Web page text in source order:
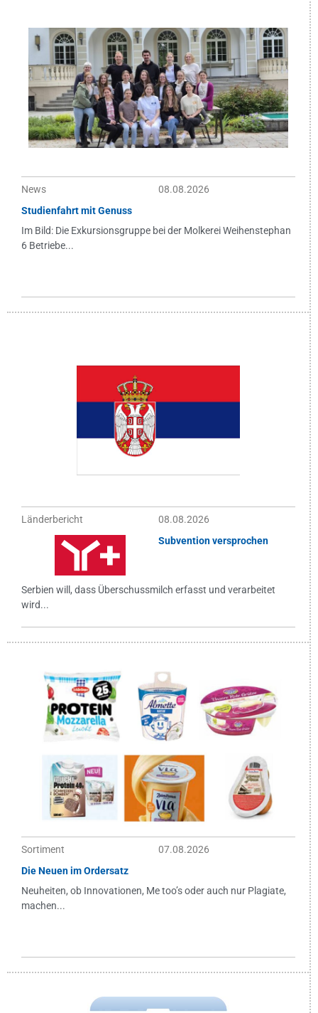
News
08.08.2026
Studienfahrt mit Genuss
Im Bild: Die Exkursionsgruppe bei der Molkerei Weihenstephan
6 Betriebe...
Länderbericht
08.08.2026
Subvention versprochen
Serbien will, dass Überschussmilch erfasst und verarbeitet
wird...
Sortiment
07.08.2026
Die Neuen im Ordersatz
Neuheiten, ob Innovationen, Me too’s oder auch nur Plagiate,
machen...